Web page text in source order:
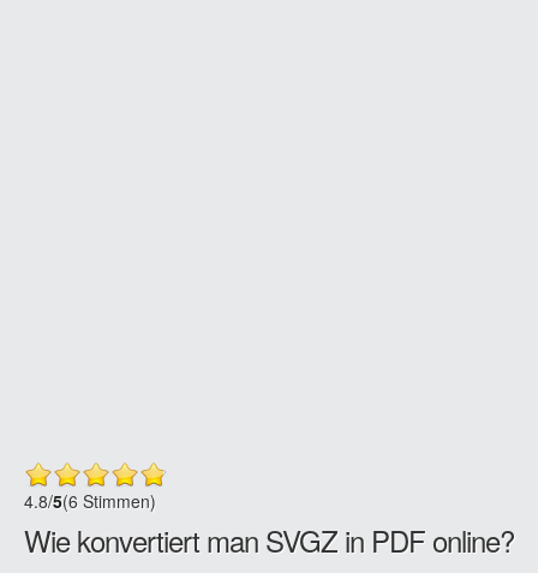
4.8/5(6 Stimmen)
Wie konvertiert man SVGZ in PDF online?